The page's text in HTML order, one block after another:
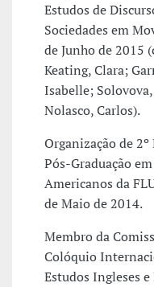
Estudos de
Sociedades em
de Junho de 2015
Keating, Clara;
Isabelle;
Nolasco, Carlos).
Organização de
Pós-Graduação
Americanos da
de Maio de 2014.
Membro da
Colóquio
Estudos Ingleses